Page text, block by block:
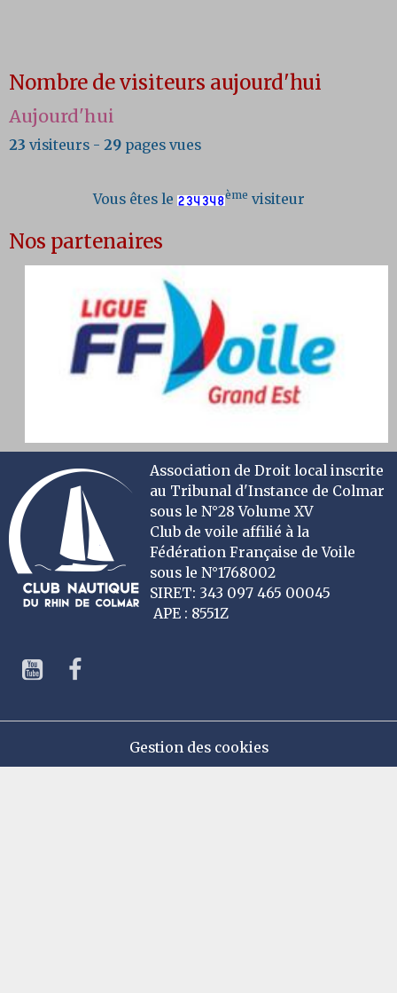
Nombre de visiteurs aujourd'hui
Aujourd'hui
23 visiteurs - 29 pages vues
Vous êtes le ème visiteur
Nos partenaires
Association de Droit local inscrite
au Tribunal d'Instance de Colmar
sous le N°28 Volume XV
Club de voile affilié à la
Fédération Française de Voile
sous le N°1768002
SIRET: 343 097 465 00045
APE : 8551Z
Gestion des cookies